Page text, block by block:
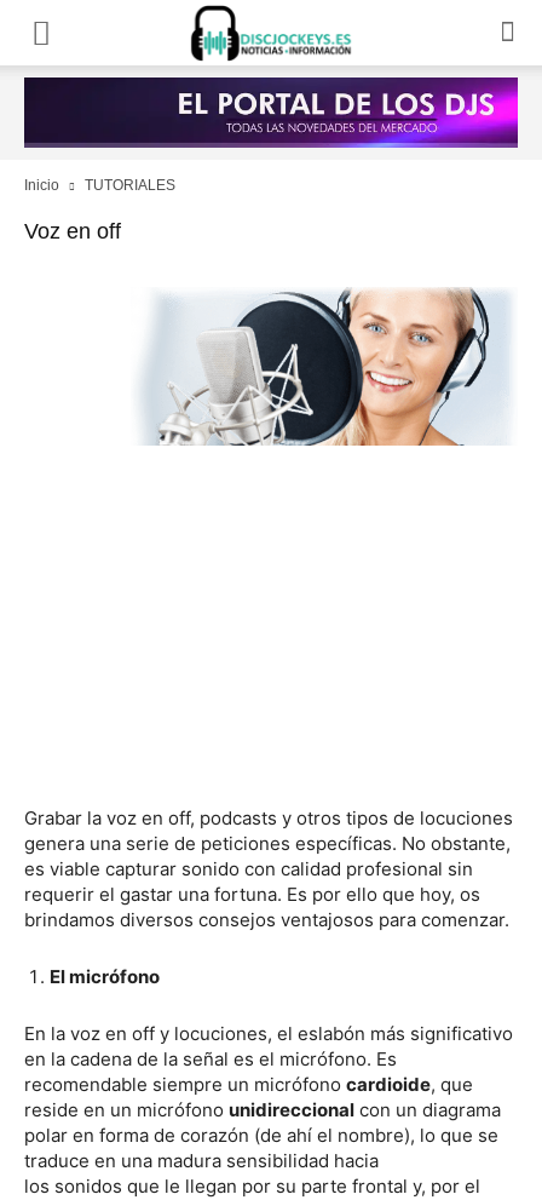
Inicio TUTORIALES
Voz en off
Grabar la voz en off, podcasts y otros tipos de locuciones
genera una serie de peticiones específicas. No obstante,
es viable capturar sonido con calidad profesional sin
requerir el gastar una fortuna. Es por ello que hoy, os
brindamos diversos consejos ventajosos para comenzar.
El micrófono
En la voz en off y locuciones, el eslabón más significativo
en la cadena de la señal es el micrófono. Es
recomendable siempre un micrófono cardioide, que
reside en un micrófono unidireccional con un diagrama
polar en forma de corazón (de ahí el nombre), lo que se
traduce en una madura sensibilidad hacia
los sonidos que le llegan por su parte frontal y, por el